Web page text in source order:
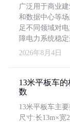
广泛用于商业
和数据中心等
足不同领域对
障电力系统稳定
2026年8月4日
13米平板车
数
13米平板车主
尺寸:长13m×宽